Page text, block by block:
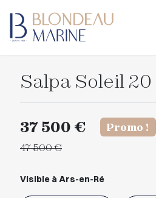
Salpa Soleil 20
37 500 €
Promo !
47 500 €
Visible à Ars-en-Ré